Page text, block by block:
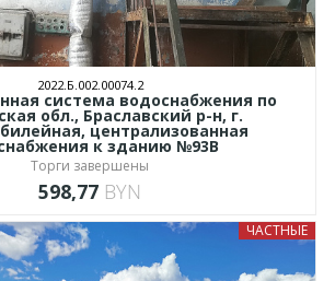
2022.Б.002.00074.2
система водоснабжения по
обл., Браславский р-н, г.
централизованная
к зданию №93В
Торги завершены
598,77 BYN
ЧАСТНЫЕ